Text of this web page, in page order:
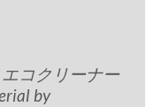
コクリーナー
by